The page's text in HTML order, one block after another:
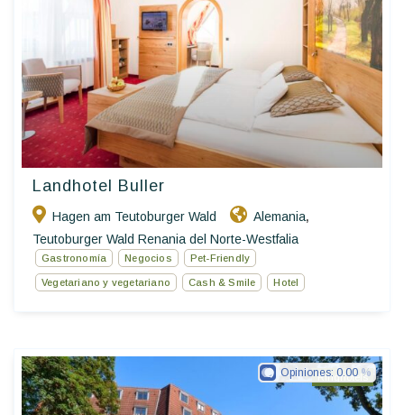
Landhotel Buller
Hagen am Teutoburger Wald Alemania,
Teutoburger Wald Renania del Norte-Westfalia
Gastronomía Negocios Pet-Friendly
Vegetariano y vegetariano Cash & Smile Hotel
Ringhotels
Opiniones: 0.00